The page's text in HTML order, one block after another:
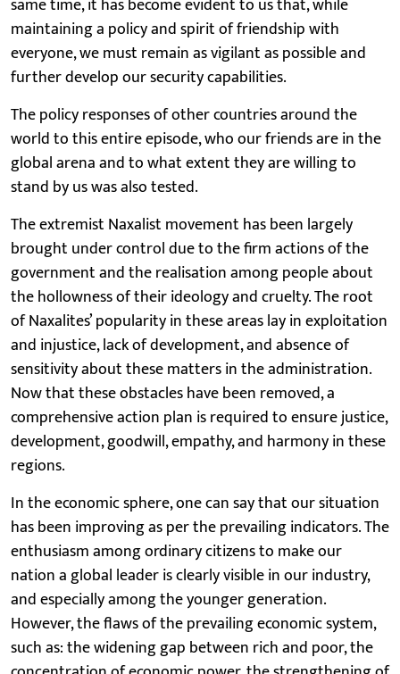
same time, it has become evident to us that, while
maintaining a policy and spirit of friendship with
everyone, we must remain as vigilant as possible and
further develop our security capabilities.
The policy responses of other countries around the
world to this entire episode, who our friends are in the
global arena and to what extent they are willing to
stand by us was also tested.
The extremist Naxalist movement has been largely
brought under control due to the firm actions of the
government and the realisation among people about
the hollowness of their ideology and cruelty. The root
of Naxalites’ popularity in these areas lay in exploitation
and injustice, lack of development, and absence of
sensitivity about these matters in the administration.
Now that these obstacles have been removed, a
comprehensive action plan is required to ensure justice,
development, goodwill, empathy, and harmony in these
regions.
In the economic sphere, one can say that our situation
has been improving as per the prevailing indicators. The
enthusiasm among ordinary citizens to make our
nation a global leader is clearly visible in our industry,
and especially among the younger generation.
However, the flaws of the prevailing economic system,
such as: the widening gap between rich and poor, the